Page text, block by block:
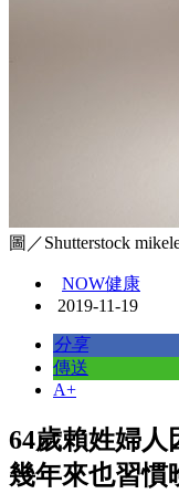
圖／Shutterstock
NOW健康
2019-11-19
分享
傳送
A+
64歲賴姓婦人
幾年來也習慣